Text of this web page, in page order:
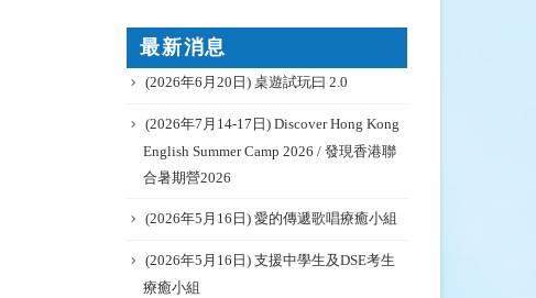
最新消息
(2026年6月20日) 桌遊試玩曰 2.0
(2026年7月14-17日) Discover Hong Kong
English Summer Camp 2026 / 發現香港聯
合暑期營2026
(2026年5月16日) 愛的傳遞歌唱療癒小組
(2026年5月16日) 支援中學生及DSE考生
療癒小組